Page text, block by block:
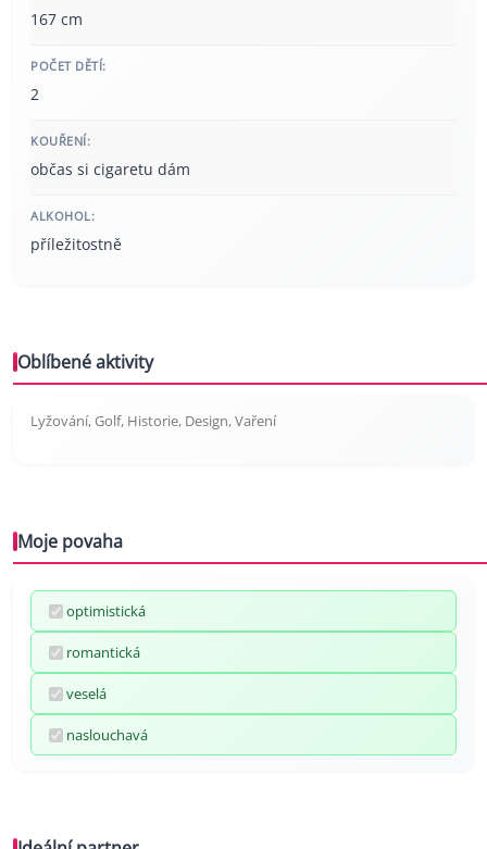
167 cm
POČET DĚTÍ:
2
KOUŘENÍ:
občas si cigaretu dám
ALKOHOL:
příležitostně
Oblíbené aktivity
Lyžování, Golf, Historie, Design, Vaření
Moje povaha
optimistická
romantická
veselá
naslouchavá